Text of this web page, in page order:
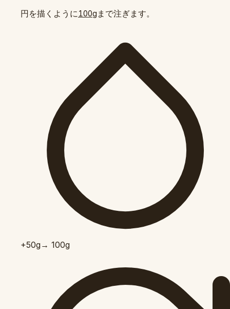
円を描くように100g まで注ぎます。
+50g→ 100g